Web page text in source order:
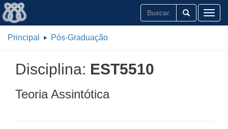
Principal Pós-Graduação
Disciplina: EST5510
Teoria Assintótica